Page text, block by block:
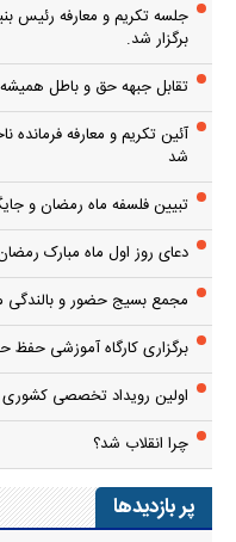
جلسه تکریم و معارفه رئیس
برگزار شد.
تقابل جبهه حق و باطل
آئین تکریم و معارفه
شد
تبیین فلسفه ماه رمضان و
دعای روز اول ماه مبارک
مجمع بسیج حضور و بالندگی
برگزاری کارگاه آموزشی
اولین رویداد تخصصی
چرا انقلاب شد؟
پر بازدیدها